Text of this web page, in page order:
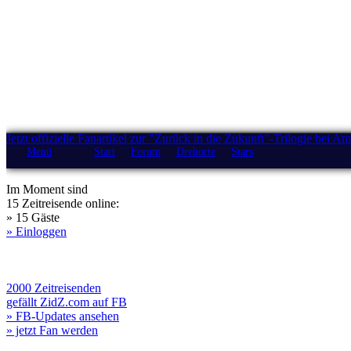
Jetzt offizielle Fanartikel zur "Zurück in die Zukunft"-Trilogie bei
Menü Start Forum Drehorte Stars
Im Moment sind
15 Zeitreisende online:
» 15 Gäste
» Einloggen
2000 Zeitreisenden
gefällt ZidZ.com auf FB
» FB-Updates ansehen
» jetzt Fan werden